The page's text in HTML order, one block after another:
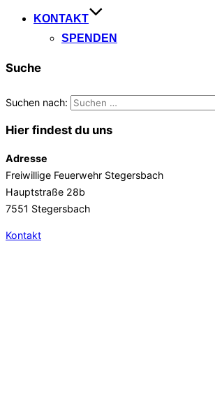
KONTAKT
SPENDEN
Suche
Suchen nach:
Hier findest du uns
Adresse
Freiwillige Feuerwehr Stegersbach
Hauptstraße 28b
7551 Stegersbach
Kontakt